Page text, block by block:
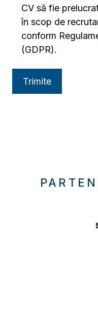
CV să fie
în scop de
conform
(GDPR).